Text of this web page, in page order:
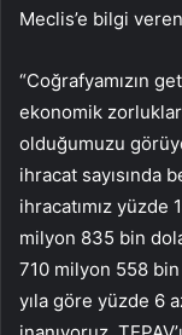
Meclis’e bilgi
“Coğrafyamızın
ekonomik
olduğumuzu
ihracat sayısında
ihracatımız yüzde
milyon 835 bin
710 milyon 558
yıla göre yüzde 6